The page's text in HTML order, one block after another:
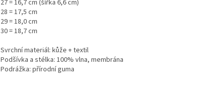
27 = 16,7 cm (šířka 6,6 cm)
28 = 17,5 cm
29 = 18,0 cm
30 = 18,7 cm
Svrchní materiál: kůže + textil
Podšívka a stélka: 100% vlna, membrána
Podrážka: přírodní guma